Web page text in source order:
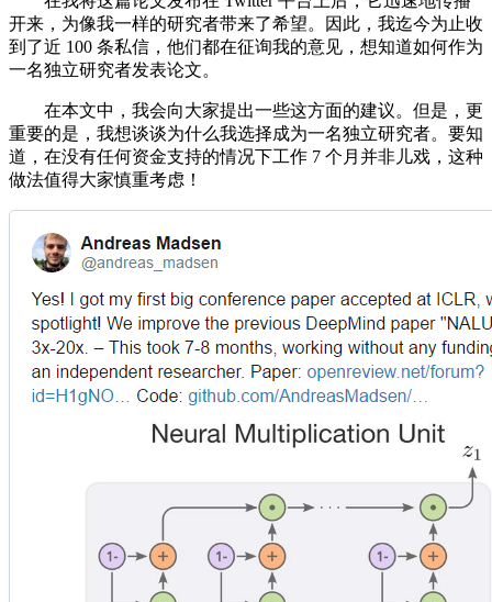
开来，为像我一样的研究者带来了希望。因此，我迄今为止收
到了近 100 条私信，他们都在征询我的意见，想知道如何作为
一名独立研究者发表论文。
在本文中，我会向大家提出一些这方面的建议。但是，更
重要的是，我想谈谈为什么我选择成为一名独立研究者。要知
道，在没有任何资金支持的情况下工作 7 个月并非儿戏，这种
做法值得大家慎重考虑！